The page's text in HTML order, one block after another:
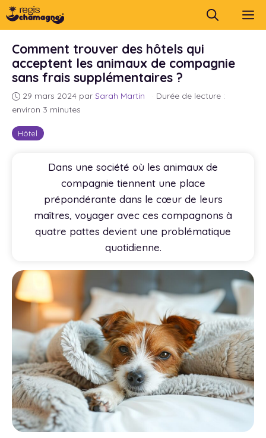
Aller
au
Hôtel
Comment trouver des hôtels qui
acceptent les animaux de compagnie
sans frais supplémentaires ?
29 mars 2024 par Sarah Martin · Durée de lecture :
environ 3 minutes
Dans une société où les animaux de
compagnie tiennent une place
prépondérante dans le cœur de leurs
maîtres, voyager avec ces compagnons à
quatre pattes devient une problématique
quotidienne.